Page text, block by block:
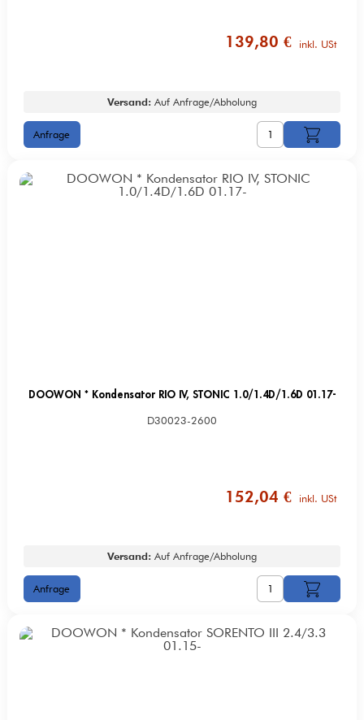
139,80 € inkl. USt
Versand: Auf Anfrage/Abholung
DOOWON * Kondensator RIO IV, STONIC 1.0/1.4D/1.6D 01.17-
D30023-2600
152,04 € inkl. USt
Versand: Auf Anfrage/Abholung